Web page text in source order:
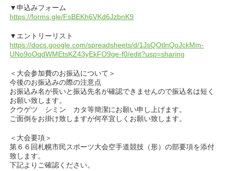
▼申込みフォーム
https://forms.gle/FsBEKh6VKd6JzbnK9
▼エントリーリスト
https://docs.google.com/spreadsheets/d/1JsQOtlnQoJckMm-
UNo9oOqdWMEtsKZ43yEkFO9ge-f0/edit?usp=sharing
＜大会参加費のお振込について＞
今後のお振込みの際の注意点
お振込み名が長いと振込先名が確認できませんので振込名は短く
お願い致します。
クウゲツ シミン カタ等簡潔にお願い申し上げます。
ご面倒をお掛け致しますが何卒宜しくお願い致します。
＜大会要項＞
第６６回札幌市民スポーツ大会空手道競技（形）の部要項を添付
致します。
下記よりご確認ください。